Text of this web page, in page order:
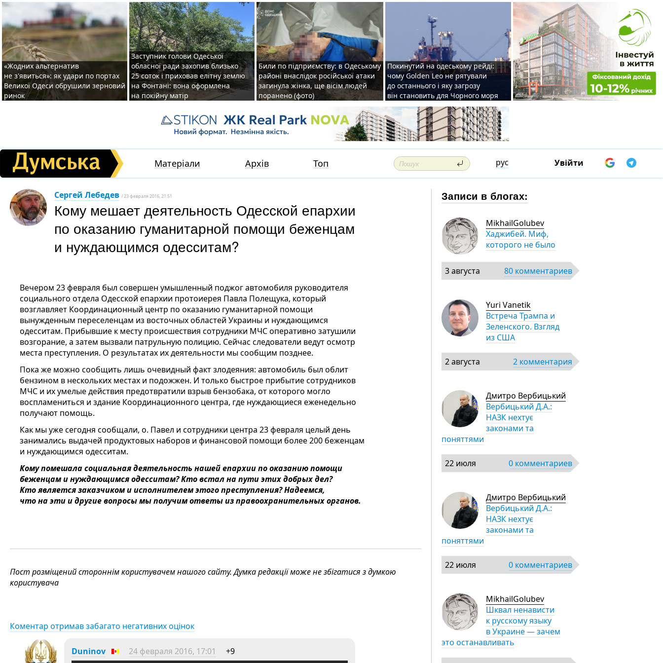
«Жодних альтернатив
не з'явиться»: як удари по портах
Великої Одеси обрушили зерновий
ринок
Заступник голови Одеської
обласної ради захопив близько
25 соток і приховав елітну землю
на Фонтані: вона оформлена
на покійну матір
Били по підприємству: в Одеському
районі внаслідок російської атаки
загинула жінка, ще вісім людей
поранено (фото)
Покинутий на одеському рейді:
чому Golden Leo не рятували
до останнього і яку загрозу
він становить для Чорного моря
Матеріали Архів Топ рус Увійти
Сергей Лебедев / 23 февраля 2016, 21:51
Кому мешает деятельность Одесской епархии
по оказанию гуманитарной помощи беженцам
и нуждающимся одесситам?
Вечером 23 февраля был совершен умышленный поджог автомобиля руководителя
социального отдела Одесской епархии протоиерея Павла Полещука, который
возглавляет Координационный центр по оказанию гуманитарной помощи
вынужденным переселенцам из восточных областей Украины и нуждающимся
одесситам. Прибывшие к месту происшествия сотрудники МЧС оперативно затушили
возгорание, а затем вызвали патрульную полицию. Сейчас следователи ведут осмотр
места преступления. О результатах их деятельности мы сообщим позднее.
Пока же можно сообщить лишь очевидный факт злодеяния: автомобиль был облит
бензином в нескольких местах и подожжен. И только быстрое прибытие сотрудников
МЧС и их умелые действия предотвратили взрыв бензобака, от которого могло
воспламениться и здание Координационного центра, где нуждающиеся еженедельно
получают помощь.
Как мы уже сегодня сообщали, о. Павел и сотрудники центра 23 февраля целый день
занимались выдачей продуктовых наборов и финансовой помощи более 200 беженцам
и нуждающимся одесситам.
Кому помешала социальная деятельность нашей епархии по оказанию помощи
беженцам и нуждающимся одесситам? Кто встал на пути этих добрых дел?
Кто является заказчиком и исполнителем этого преступления? Надеемся,
что на эти и другие вопросы мы получим ответы из правоохранительных органов.
Пост розміщений стороннім користувачем нашого сайту. Думка редакції може не збігатися з думкою
користувача
Коментар отримав забагато негативних оцінок
Duninov 24 февраля 2016, 17:01 +9
Записи в блогах:
MikhailGolubev
Хаджибей. Миф,
которого не было
3 августа 80 комментариев
Yuri Vanetik
Встреча Трампа и
Зеленского. Взгляд
из США
2 августа 2 комментария
Дмитро Вербицький
Вербицький Д.А.:
НАЗК нехтує
законами та
поняттями
22 июля 0 комментариев
Дмитро Вербицький
Вербицький Д.А.:
НАЗК нехтує
законами та
поняттями
22 июля 0 комментариев
MikhailGolubev
Шквал ненависти
к русскому языку
в Украине — зачем
это останавливать